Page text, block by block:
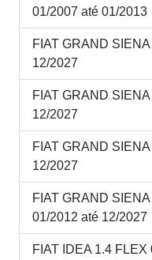
01/2007 até 01/2013
FIAT GRAND
12/2027
FIAT GRAND
12/2027
FIAT GRAND
12/2027
FIAT GRAND
01/2012 até 12/2027
FIAT IDEA 1.4